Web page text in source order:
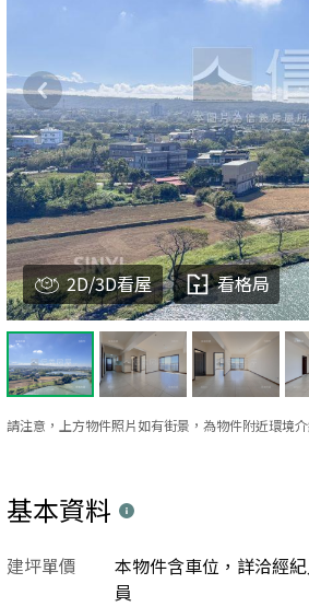
請注意，上方物件照片如有街景，為物件附近環境
2D/3D看屋 看格局
基本資料
建坪單價
本物件含車位，詳洽經
員